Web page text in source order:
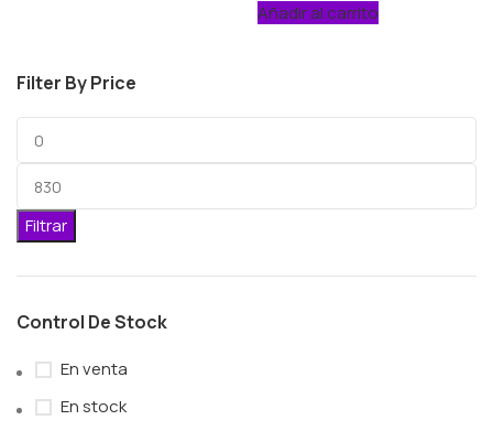
Filter By Price
Filtrar
Control De Stock
En venta
En stock
Añadir al carrito